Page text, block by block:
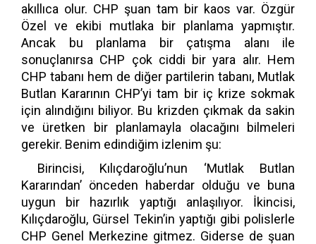
akıllıca olur. CHP şuan tam bir kaos var. Özgür
Özel ve ekibi mutlaka bir planlama yapmıştır.
Ancak bu planlama bir çatışma alanı ile
sonuçlanırsa CHP çok ciddi bir yara alır. Hem
CHP tabanı hem de diğer partilerin tabanı, Mutlak
Butlan Kararının CHP’yi tam bir iç krize sokmak
için alındığını biliyor. Bu krizden çıkmak da sakin
ve üretken bir planlamayla olacağını bilmeleri
gerekir. Benim edindiğim izlenim şu:
Birincisi, Kılıçdaroğlu’nun ‘Mutlak Butlan
Kararından’ önceden haberdar olduğu ve buna
uygun bir hazırlık yaptığı anlaşılıyor. İkincisi,
Kılıçdaroğlu, Gürsel Tekin’in yaptığı gibi polislerle
CHP Genel Merkezine gitmez. Giderse de şuan